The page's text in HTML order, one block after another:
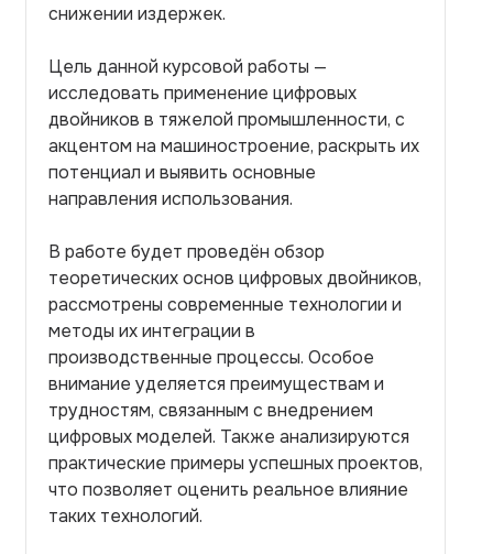
снижении издержек.
Цель данной курсовой работы —
исследовать применение цифровых
двойников в тяжелой промышленности, с
акцентом на машиностроение, раскрыть их
потенциал и выявить основные
направления использования.
В работе будет проведён обзор
теоретических основ цифровых двойников,
рассмотрены современные технологии и
методы их интеграции в
производственные процессы. Особое
внимание уделяется преимуществам и
трудностям, связанным с внедрением
цифровых моделей. Также анализируются
практические примеры успешных проектов,
что позволяет оценить реальное влияние
таких технологий.